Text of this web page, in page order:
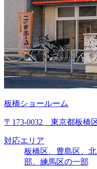
板橋ショールーム
〒173-0032 東京都板橋
対応エリア
板橋区、豊島区、
部、練馬区の一部